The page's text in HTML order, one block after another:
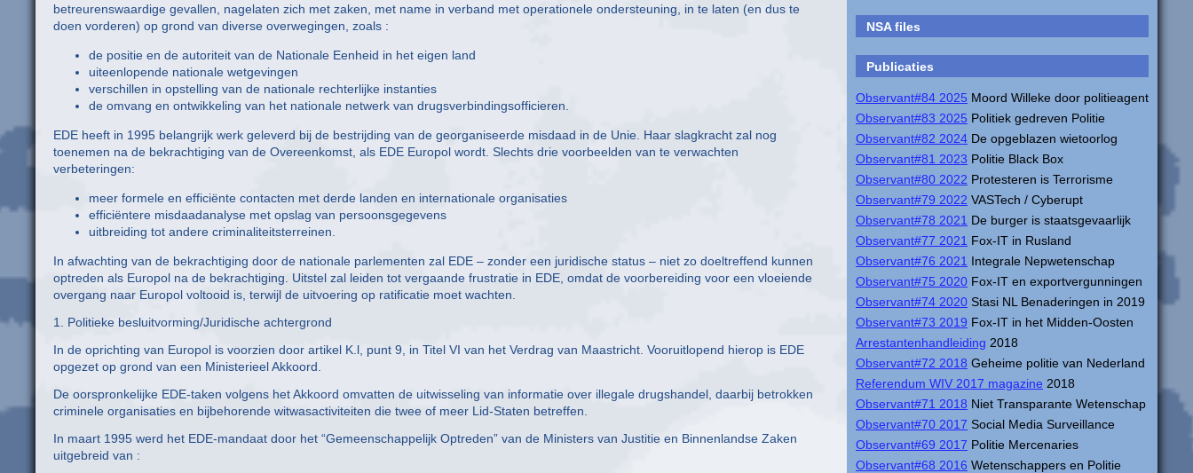
NSA files
Publicaties
Observant#84 2025 Moord Willeke door politieagent
Observant#83 2025 Politiek gedreven Politie
Observant#82 2024 De opgeblazen wietoorlog
Observant#81 2023 Politie Black Box
Observant#80 2022 Protesteren is Terrorisme
Observant#79 2022 VASTech / Cyberupt
Observant#78 2021 De burger is staatsgevaarlijk
Observant#77 2021 Fox-IT in Rusland
Observant#76 2021 Integrale Nepwetenschap
Observant#75 2020 Fox-IT en exportvergunningen
Observant#74 2020 Stasi NL Benaderingen in 2019
Observant#73 2019 Fox-IT in het Midden-Oosten
Arrestantenhandleiding 2018
Observant#72 2018 Geheime politie van Nederland
Referendum WIV 2017 magazine 2018
Observant#71 2018 Niet Transparante Wetenschap
Observant#70 2017 Social Media Surveillance
Observant#69 2017 Politie Mercenaries
Observant#68 2016 Wetenschappers en Politie
betreurenswaardige gevallen, nagelaten zich met zaken, met name in verband met operationele ondersteuning, in te laten (en dus te
doen vorderen) op grond van diverse overwegingen, zoals :
de positie en de autoriteit van de Nationale Eenheid in het eigen land
uiteenlopende nationale wetgevingen
verschillen in opstelling van de nationale rechterlijke instanties
de omvang en ontwikkeling van het nationale netwerk van drugsverbindingsofficieren.
EDE heeft in 1995 belangrijk werk geleverd bij de bestrijding van de georganiseerde misdaad in de Unie. Haar slagkracht zal nog
toenemen na de bekrachtiging van de Overeenkomst, als EDE Europol wordt. Slechts drie voorbeelden van te verwachten
verbeteringen:
meer formele en efficiënte contacten met derde landen en internationale organisaties
efficiëntere misdaadanalyse met opslag van persoonsgegevens
uitbreiding tot andere criminaliteitsterreinen.
In afwachting van de bekrachtiging door de nationale parlementen zal EDE – zonder een juridische status – niet zo doeltreffend kunnen
optreden als Europol na de bekrachtiging. Uitstel zal leiden tot vergaande frustratie in EDE, omdat de voorbereiding voor een vloeiende
overgang naar Europol voltooid is, terwijl de uitvoering op ratificatie moet wachten.
1. Politieke besluitvorming/Juridische achtergrond
In de oprichting van Europol is voorzien door artikel K.l, punt 9, in Titel VI van het Verdrag van Maastricht. Vooruitlopend hierop is EDE
opgezet op grond van een Ministerieel Akkoord.
De oorspronkelijke EDE-taken volgens het Akkoord omvatten de uitwisseling van informatie over illegale drugshandel, daarbij betrokken
criminele organisaties en bijbehorende witwasactiviteiten die twee of meer Lid-Staten betreffen.
In maart 1995 werd het EDE-mandaat door het “Gemeenschappelijk Optreden” van de Ministers van Justitie en Binnenlandse Zaken
uitgebreid van :